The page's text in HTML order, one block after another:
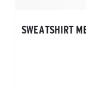
SWEATSHIRT